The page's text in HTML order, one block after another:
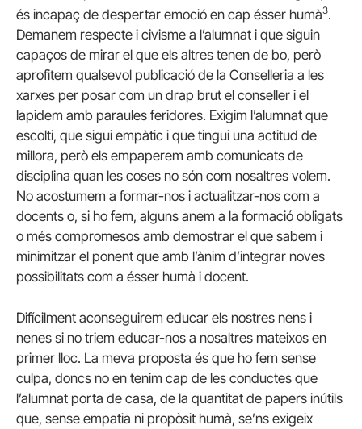
és incapaç de despertar emoció en cap ésser humà3.
Demanem respecte i civisme a l’alumnat i que siguin
capaços de mirar el que els altres tenen de bo, però
aprofitem qualsevol publicació de la Conselleria a les
xarxes per posar com un drap brut el conseller i el
lapidem amb paraules feridores. Exigim l’alumnat que
escolti, que sigui empàtic i que tingui una actitud de
millora, però els empaperem amb comunicats de
disciplina quan les coses no són com nosaltres volem.
No acostumem a formar-nos i actualitzar-nos com a
docents o, si ho fem, alguns anem a la formació obligats
o més compromesos amb demostrar el que sabem i
minimitzar el ponent que amb l’ànim d’integrar noves
possibilitats com a ésser humà i docent.
Difícilment aconseguirem educar els nostres nens i
nenes si no triem educar-nos a nosaltres mateixos en
primer lloc. La meva proposta és que ho fem sense
culpa, doncs no en tenim cap de les conductes que
l’alumnat porta de casa, de la quantitat de papers inútils
que, sense empatia ni propòsit humà, se’ns exigeix